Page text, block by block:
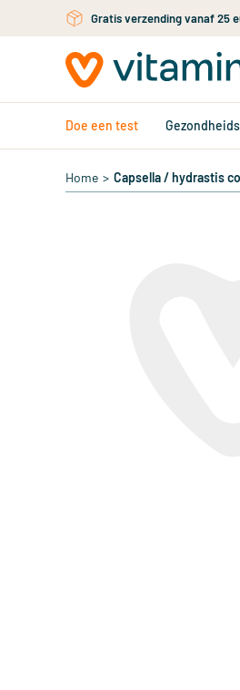
Ga naar de hoofdinhoud
Doe een test
Home > Capsella / hydrastis